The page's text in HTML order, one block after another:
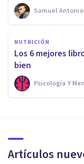
Samuel
NUTRICIÓN
Los 6 mejores
bien
Psicología Y
Artículos